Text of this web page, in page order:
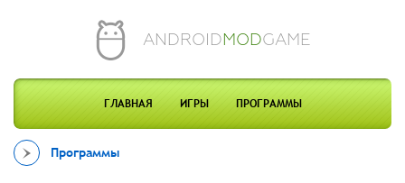
ANDROIDMODGAME
ГЛАВНАЯ ИГРЫ ПРОГРАММЫ
Программы